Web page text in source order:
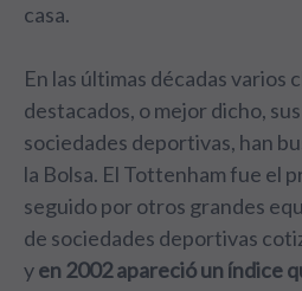
casa.
En las últimas décadas varios
destacados, o mejor dicho,
sociedades deportivas, han
la Bolsa. El Tottenham fue el
seguido por otros grandes
de sociedades deportivas
yen 2002 apareció un índice